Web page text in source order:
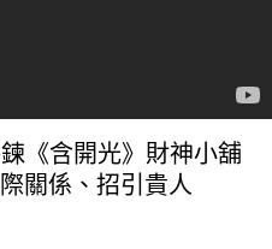
《含開光》財神小舖
關係、招引貴人